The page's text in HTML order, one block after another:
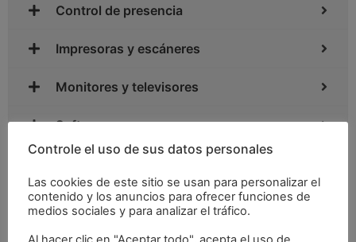
Control de presencia
Impresoras y escáneres
Monitores y televisores
Software
Ordenadores
Controle el uso de sus datos personales
Las cookies de este sitio se usan para personalizar el
contenido y los anuncios para ofrecer funciones de
medios sociales y para analizar el tráfico.